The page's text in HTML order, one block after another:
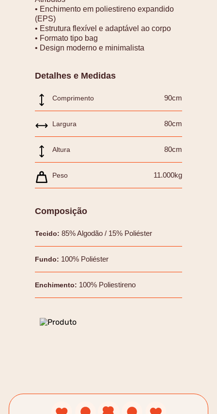
• Enchimento em poliestireno expandido
(EPS)
• Estrutura flexível e adaptável ao corpo
• Formato tipo bag
• Design moderno e minimalista
Detalhes e Medidas
Comprimento 90cm
Largura 80cm
Altura 80cm
Peso 11.000kg
Composição
Tecido: 85% Algodão / 15% Poliéster
Fundo: 100% Poliéster
Enchimento: 100% Poliestireno